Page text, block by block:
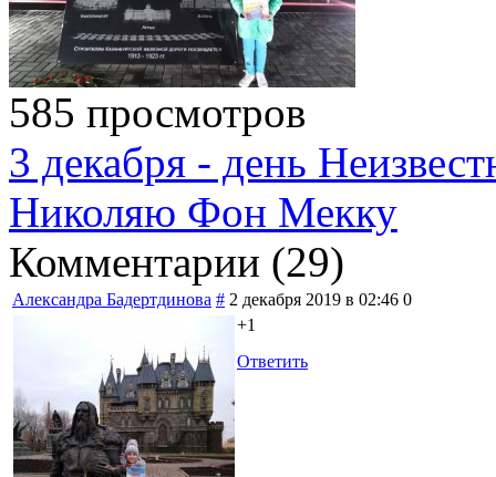
585 просмотров
3 декабря - день
Николяю Фон Мекку
Комментарии (29)
Александра Бадертдинова # 2 декабря 2019 в 02:46 0
+1
Ответить